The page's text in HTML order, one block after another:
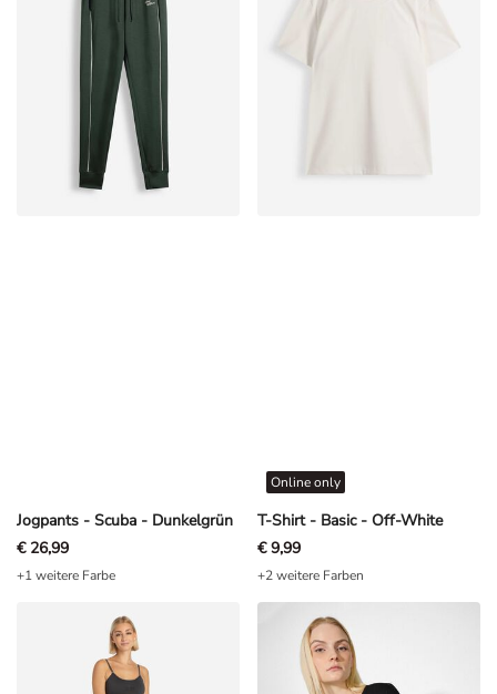
Jogpants - Scuba - Dunkelgrün
€ 26,99
+1 weitere Farbe
T-Shirt - Basic - Off-White
Online only
€ 9,99
+2 weitere Farben